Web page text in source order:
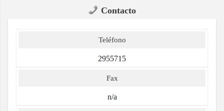
Contacto
Teléfono
2955715
Fax
n/a